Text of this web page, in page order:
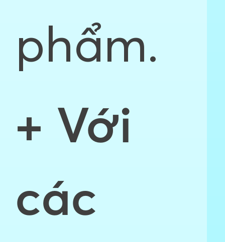
phẩm.
+ Với
các